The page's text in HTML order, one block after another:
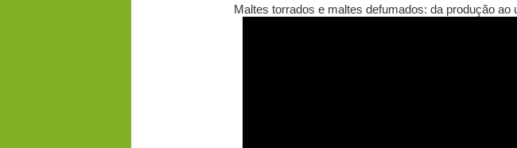
Maltes torrados e maltes defumados: da produção ao